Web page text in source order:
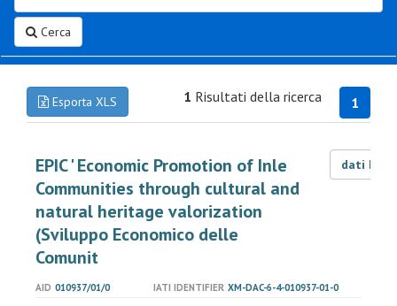
Cerca
Esporta XLS 1
1 Risultati della ricerca
EPIC ' Economic Promotion of Inle
Communities through cultural and
natural heritage valorization
(Sviluppo Economico delle
Comunit
dati LOD
AID 010937/01/0 IATI IDENTIFIER XM-DAC-6-4-010937-01-0